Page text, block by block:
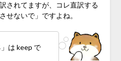
されてますが、コレ直訳する
せないで」ですよね。
は keep で